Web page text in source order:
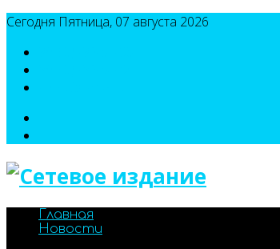
Сегодня Пятница, 07 августа 2026
Главная
Новости